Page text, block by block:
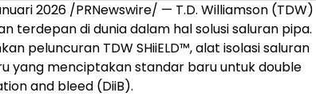
2026 /PRNewswire/ — T.D. Williamson (TDW)
terdepan di dunia dalam hal solusi saluran pipa.
peluncuran TDW SHiiELD™, alat isolasi saluran
yang menciptakan standar baru untuk double
and bleed (DiiB).